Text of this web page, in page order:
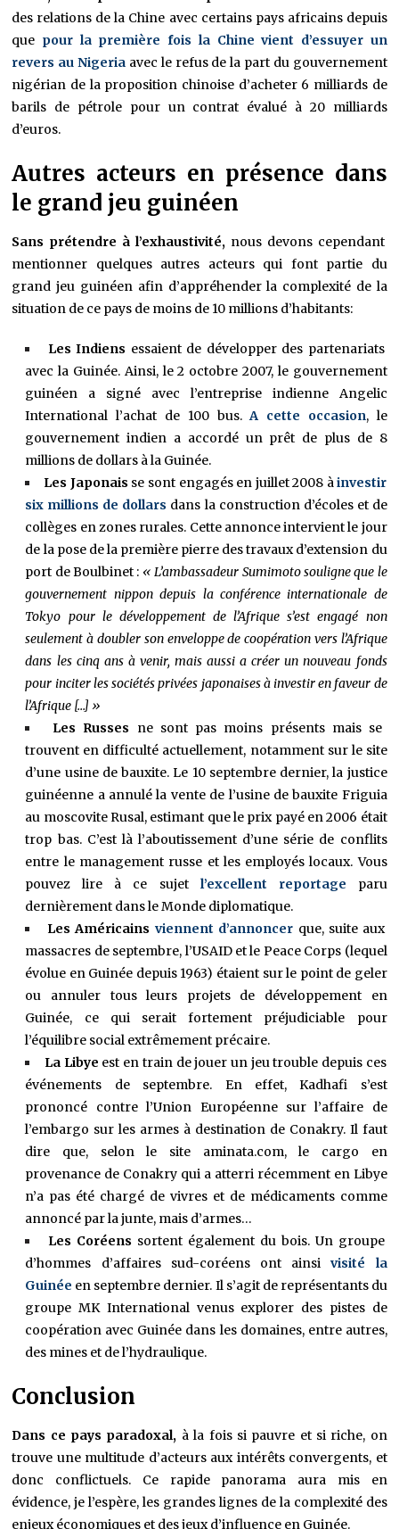
des relations de la Chine avec certains pays africains depuis
que pour la première fois la Chine vient d’essuyer un
revers au Nigeria avec le refus de la part du gouvernement
nigérian de la proposition chinoise d’acheter 6 milliards de
barils de pétrole pour un contrat évalué à 20 milliards
d’euros.
Autres acteurs en présence dans
le grand jeu guinéen
Sans prétendre à l’exhaustivité, nous devons cependant
mentionner quelques autres acteurs qui font partie du
grand jeu guinéen afin d’appréhender la complexité de la
situation de ce pays de moins de 10 millions d’habitants:
Les Indiens essaient de développer des partenariats
avec la Guinée. Ainsi, le 2 octobre 2007, le gouvernement
guinéen a signé avec l’entreprise indienne Angelic
International l’achat de 100 bus.A cette occasion, le
gouvernement indien a accordé un prêt de plus de 8
millions de dollars à la Guinée.
Les Japonais se sont engagés en juillet 2008 àinvestir
six millions de dollars dans la construction d’écoles et de
collèges en zones rurales. Cette annonce intervient le jour
de la pose de la première pierre des travaux d’extension du
port de Boulbinet : « L’ambassadeur Sumimoto souligne que le
gouvernement nippon depuis la conférence internationale de
Tokyo pour le développement de l’Afrique s’est engagé non
seulement à doubler son enveloppe de coopération vers l’Afrique
dans les cinq ans à venir, mais aussi a créer un nouveau fonds
pour inciter les sociétés privées japonaises à investir en faveur de
l’Afrique […] »
Les Russes ne sont pas moins présents mais se
trouvent en difficulté actuellement, notamment sur le site
d’une usine de bauxite. Le 10 septembre dernier, la justice
guinéenne a annulé la vente de l’usine de bauxite Friguia
au moscovite Rusal, estimant que le prix payé en 2006 était
trop bas. C’est là l’aboutissement d’une série de conflits
entre le management russe et les employés locaux. Vous
pouvez lire à ce sujet l’excellent reportage paru
dernièrement dans le Monde diplomatique.
Les Américains viennent d’annoncer que, suite aux
massacres de septembre, l’USAID et le Peace Corps (lequel
évolue en Guinée depuis 1963) étaient sur le point de geler
ou annuler tous leurs projets de développement en
Guinée, ce qui serait fortement préjudiciable pour
l’équilibre social extrêmement précaire.
La Libye est en train de jouer un jeu trouble depuis ces
événements de septembre. En effet, Kadhafi s’est
prononcé contre l’Union Européenne sur l’affaire de
l’embargo sur les armes à destination de Conakry. Il faut
dire que, selon le site aminata.com, le cargo en
provenance de Conakry qui a atterri récemment en Libye
n’a pas été chargé de vivres et de médicaments comme
annoncé par la junte, mais d’armes…
Les Coréens sortent également du bois. Un groupe
d’hommes d’affaires sud-coréens ont ainsivisité la
Guinée en septembre dernier. Il s’agit de représentants du
groupe MK International venus explorer des pistes de
coopération avec Guinée dans les domaines, entre autres,
des mines et de l’hydraulique.
Conclusion
Dans ce pays paradoxal, à la fois si pauvre et si riche, on
trouve une multitude d’acteurs aux intérêts convergents, et
donc conflictuels. Ce rapide panorama aura mis en
évidence, je l’espère, les grandes lignes de la complexité des
enjeux économiques et des jeux d’influence en Guinée.